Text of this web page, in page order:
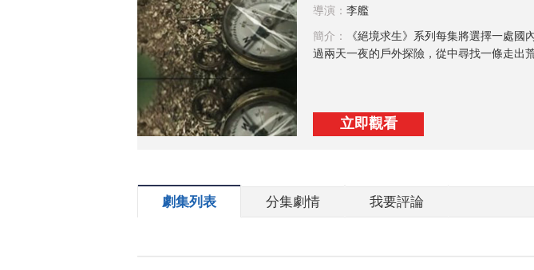
導演： 李艦
簡介：
《絕境求生》系列每集將選擇一處
過兩天一夜的戶外探險，從中尋找一條走出
立即觀看
劇集列表 分集劇情 我要評論